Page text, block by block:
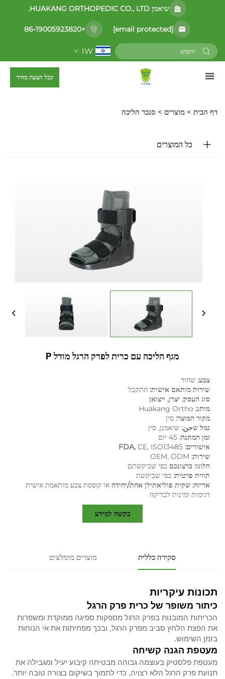
שיאמן HUAKANG ORTHOPEDIC CO., LTD.
[email protected]
+86-19005923820
IW
קבל הצעת מחיר
דף הבית > מוצרים > סנכר הליכה
כל המוצרים
מגף הליכה עם כרית לפרק הרגל מודל P
צבע: שחור
שירות מותאם אישית: התקבל
סוג העסק: יצרן, ייצואן
מותג: Huakang Ortho
מקור המוצר: סין
נמל שحن: שיאמנן, סין
זמן המתנה: 45 יום
אישורים: FDA, CE, ISO13485
שירות: OEM, ODM
הלוגו: כרצונכם כפי שביקשתם
תווית פרטית: כפי שביקשת
אריזה: שקית פוליאתילן אחת/יחידה או קופסת צבע מותאמת אישית
דגימות זמינות לבדיקה
בקשה למידע
סקירה כללית מוצרים מומלצים
תכונות עיקריות
כיתור משופר של כרית פרק הרגל
הכריתות המובנות בפרק הרגל מספקות ספיגה ממוקדת ומשפרות
את הפצת הלחץ סביב מפרק הרגל, ובכך מפחיתות את אי הנוחות
בזמן השימוש.
מעטפת הגנה קשיחה
מעטפת פלסטיק בעוצמה גבוהה מבטיחה קיבוע יעיל ומגבילה את
תנועת פרק הרגל הלא רצויה, כדי לתמוך בשיקום בצורה טובה יותר.